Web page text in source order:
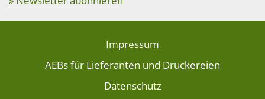
Impressum
AEBs für Lieferanten und Druckereien
Datenschutz